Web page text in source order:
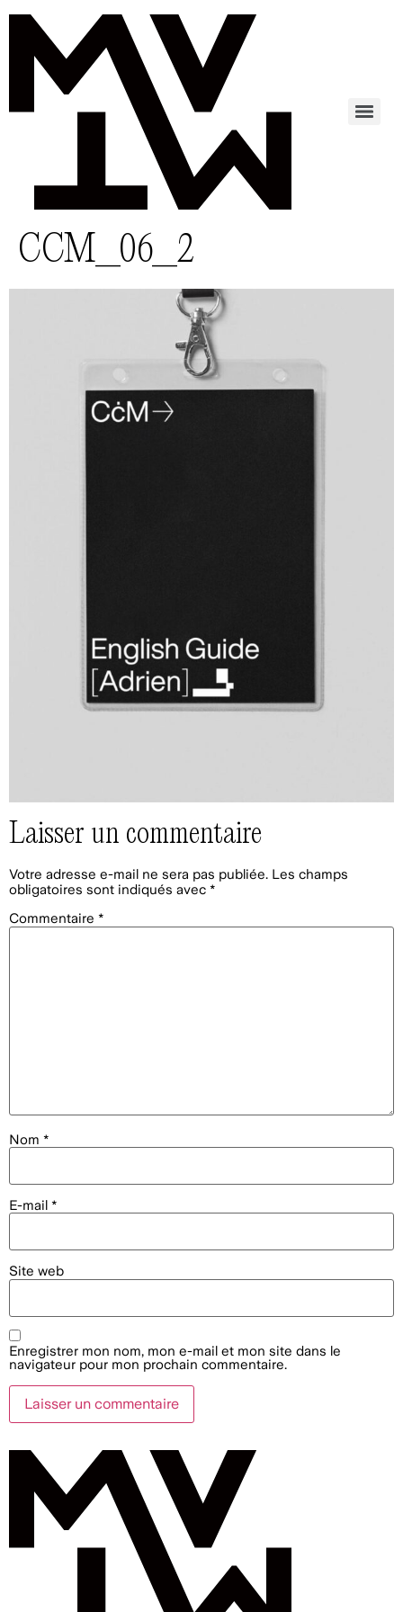
CCM_06_2
Laisser un commentaire
Votre adresse e-mail ne sera pas publiée. Les champs
obligatoires sont indiqués avec *
Commentaire *
Nom *
E-mail *
Site web
Enregistrer mon nom, mon e-mail et mon site dans le
navigateur pour mon prochain commentaire.